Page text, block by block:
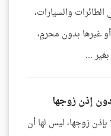
الطائرات والسيارات،
غيرها بدون محرمٍ،
...
إذن زوجها
زوجها، ليس لها أن